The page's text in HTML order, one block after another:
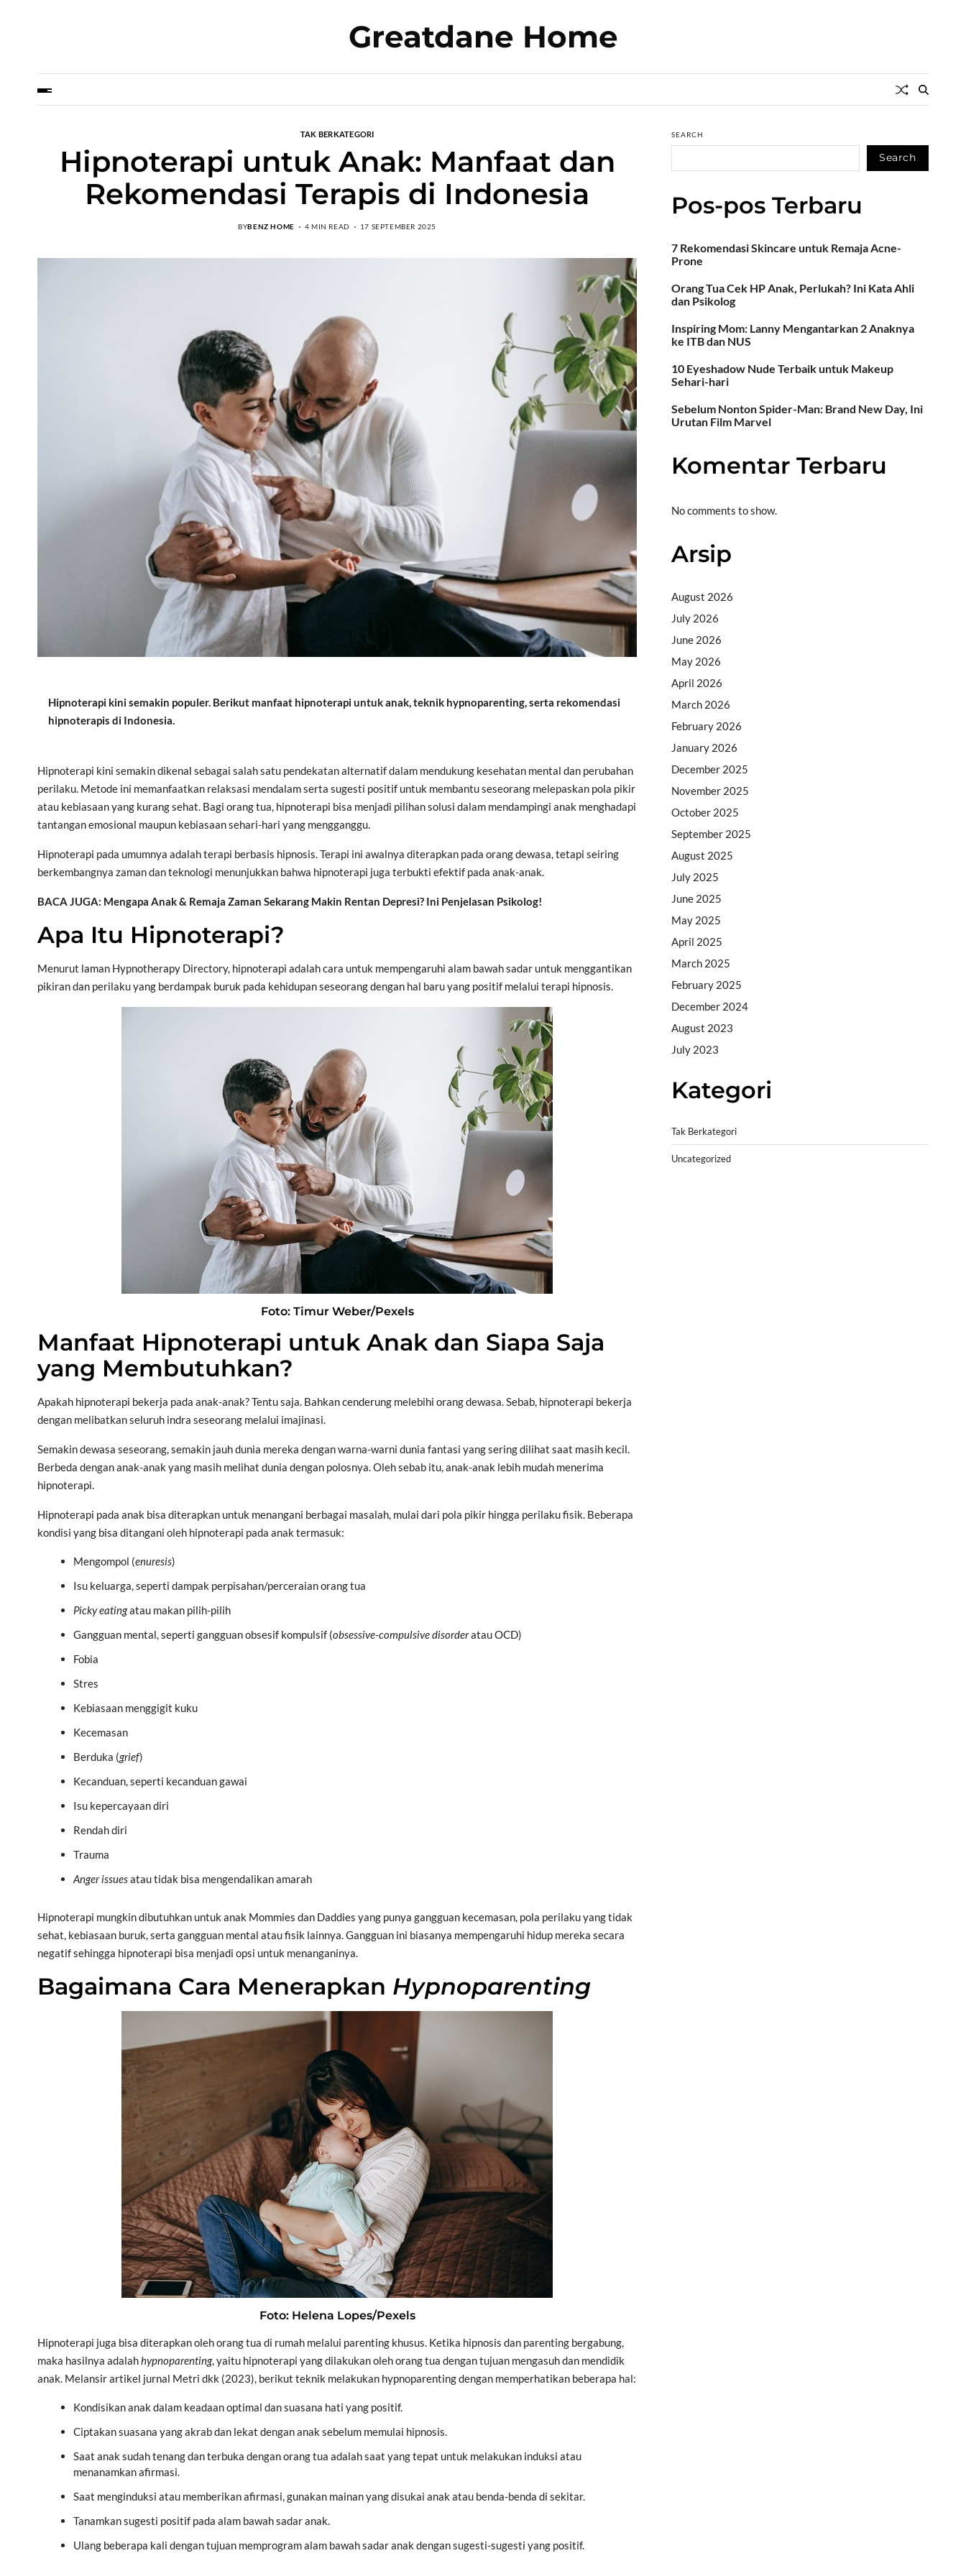
Greatdane Home
TAK BERKATEGORI
Hipnoterapi untuk Anak: Manfaat dan
Rekomendasi Terapis di Indonesia
BYBENZ HOME 4 MIN READ 17 SEPTEMBER 2025
Hipnoterapi kini semakin populer. Berikut manfaat hipnoterapi untuk anak, teknik hypnoparenting, serta rekomendasi
hipnoterapis di Indonesia.
Hipnoterapi kini semakin dikenal sebagai salah satu pendekatan alternatif dalam mendukung kesehatan mental dan perubahan
perilaku. Metode ini memanfaatkan relaksasi mendalam serta sugesti positif untuk membantu seseorang melepaskan pola pikir
atau kebiasaan yang kurang sehat. Bagi orang tua, hipnoterapi bisa menjadi pilihan solusi dalam mendampingi anak menghadapi
tantangan emosional maupun kebiasaan sehari-hari yang mengganggu.
Hipnoterapi pada umumnya adalah terapi berbasis hipnosis. Terapi ini awalnya diterapkan pada orang dewasa, tetapi seiring
berkembangnya zaman dan teknologi menunjukkan bahwa hipnoterapi juga terbukti efektif pada anak-anak.
BACA JUGA: Mengapa Anak & Remaja Zaman Sekarang Makin Rentan Depresi? Ini Penjelasan Psikolog!
Apa Itu Hipnoterapi?
Menurut laman Hypnotherapy Directory, hipnoterapi adalah cara untuk mempengaruhi alam bawah sadar untuk menggantikan
pikiran dan perilaku yang berdampak buruk pada kehidupan seseorang dengan hal baru yang positif melalui terapi hipnosis.
Foto: Timur Weber/Pexels
Manfaat Hipnoterapi untuk Anak dan Siapa Saja
yang Membutuhkan?
Apakah hipnoterapi bekerja pada anak-anak? Tentu saja. Bahkan cenderung melebihi orang dewasa. Sebab, hipnoterapi bekerja
dengan melibatkan seluruh indra seseorang melalui imajinasi.
Semakin dewasa seseorang, semakin jauh dunia mereka dengan warna-warni dunia fantasi yang sering dilihat saat masih kecil.
Berbeda dengan anak-anak yang masih melihat dunia dengan polosnya. Oleh sebab itu, anak-anak lebih mudah menerima
hipnoterapi.
Hipnoterapi pada anak bisa diterapkan untuk menangani berbagai masalah, mulai dari pola pikir hingga perilaku fisik. Beberapa
kondisi yang bisa ditangani oleh hipnoterapi pada anak termasuk:
Mengompol (enuresis)
Isu keluarga, seperti dampak perpisahan/perceraian orang tua
Picky eatingatau makan pilih-pilih
Gangguan mental, seperti gangguan obsesif kompulsif (obsessive-compulsive disorderatau OCD)
Fobia
Stres
Kebiasaan menggigit kuku
Kecemasan
Berduka (grief)
Kecanduan, seperti kecanduan gawai
Isu kepercayaan diri
Rendah diri
Trauma
Anger issuesatau tidak bisa mengendalikan amarah
Hipnoterapi mungkin dibutuhkan untuk anak Mommies dan Daddies yang punya gangguan kecemasan, pola perilaku yang tidak
sehat, kebiasaan buruk, serta gangguan mental atau fisik lainnya. Gangguan ini biasanya mempengaruhi hidup mereka secara
negatif sehingga hipnoterapi bisa menjadi opsi untuk menanganinya.
Bagaimana Cara Menerapkan Hypnoparenting
Foto: Helena Lopes/Pexels
Hipnoterapi juga bisa diterapkan oleh orang tua di rumah melalui parenting khusus. Ketika hipnosis dan parenting bergabung,
maka hasilnya adalahhypnoparenting, yaitu hipnoterapi yang dilakukan oleh orang tua dengan tujuan mengasuh dan mendidik
anak. Melansir artikel jurnal Metri dkk (2023), berikut teknik melakukan hypnoparenting dengan memperhatikan beberapa hal:
Kondisikan anak dalam keadaan optimal dan suasana hati yang positif.
Ciptakan suasana yang akrab dan lekat dengan anak sebelum memulai hipnosis.
Saat anak sudah tenang dan terbuka dengan orang tua adalah saat yang tepat untuk melakukan induksi atau
menanamkan afirmasi.
Saat menginduksi atau memberikan afirmasi, gunakan mainan yang disukai anak atau benda-benda di sekitar.
Tanamkan sugesti positif pada alam bawah sadar anak.
Ulang beberapa kali dengan tujuan memprogram alam bawah sadar anak dengan sugesti-sugesti yang positif.
SEARCH
Search
Pos-pos Terbaru
7 Rekomendasi Skincare untuk Remaja Acne-
Prone
Orang Tua Cek HP Anak, Perlukah? Ini Kata Ahli
dan Psikolog
Inspiring Mom: Lanny Mengantarkan 2 Anaknya
ke ITB dan NUS
10 Eyeshadow Nude Terbaik untuk Makeup
Sehari-hari
Sebelum Nonton Spider-Man: Brand New Day, Ini
Urutan Film Marvel
Komentar Terbaru
No comments to show.
Arsip
August 2026
July 2026
June 2026
May 2026
April 2026
March 2026
February 2026
January 2026
December 2025
November 2025
October 2025
September 2025
August 2025
July 2025
June 2025
May 2025
April 2025
March 2025
February 2025
December 2024
August 2023
July 2023
Kategori
Tak Berkategori
Uncategorized